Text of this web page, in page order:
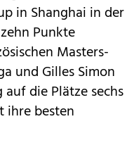
in Shanghai in der
Punkte
Masters-
und Gilles Simon
die Plätze sechs
ihre besten